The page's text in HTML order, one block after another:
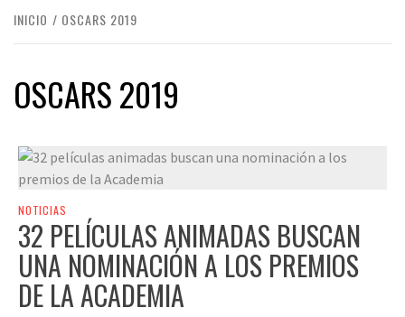
INICIO OSCARS 2019
OSCARS 2019
NOTICIAS
32 PELÍCULAS ANIMADAS BUSCAN
UNA NOMINACIÓN A LOS PREMIOS
DE LA ACADEMIA